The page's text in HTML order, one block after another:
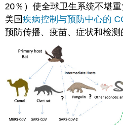
20％）使全球卫生系统不堪重
美国疾病控制与预防中心的
预防传播、疫苗、症状和检测